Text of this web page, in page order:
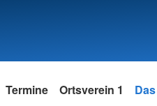
Termine Ortsverein 1